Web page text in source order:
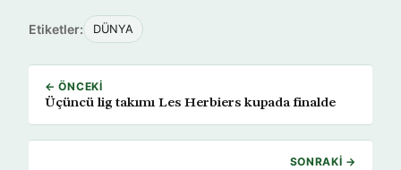
Etiketler: DÜNYA
← ÖNCEKI
Üçüncü lig takımı Les Herbiers kupada finalde
SONRAKI →